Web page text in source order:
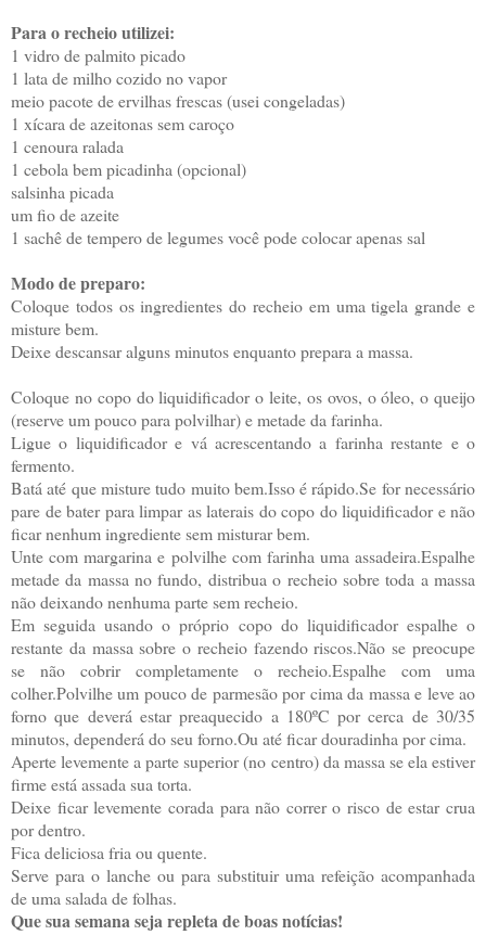
Para o recheio utilizei:
1 vidro de palmito picado
1 lata de milho cozido no vapor
meio pacote de ervilhas frescas (usei congeladas)
1 xícara de azeitonas sem caroço
1 cenoura ralada
1 cebola bem picadinha (opcional)
salsinha picada
um fio de azeite
1 sachê de tempero de legumes você pode colocar apenas sal
Modo de preparo:
Coloque todos os ingredientes do recheio em uma tigela grande e
misture bem.
Deixe descansar alguns minutos enquanto prepara a massa.
Coloque no copo do liquidificador o leite, os ovos, o óleo, o queijo
(reserve um pouco para polvilhar) e metade da farinha.
Ligue o liquidificador e vá acrescentando a farinha restante e o
fermento.
Batá até que misture tudo muito bem.Isso é rápido.Se for necessário
pare de bater para limpar as laterais do copo do liquidificador e não
ficar nenhum ingrediente sem misturar bem.
Unte com margarina e polvilhe com farinha uma assadeira.Espalhe
metade da massa no fundo, distribua o recheio sobre toda a massa
não deixando nenhuma parte sem recheio.
Em seguida usando o próprio copo do liquidificador espalhe o
restante da massa sobre o recheio fazendo riscos.Não se preocupe
se não cobrir completamente o recheio.Espalhe com uma
colher.Polvilhe um pouco de parmesão por cima da massa e leve ao
forno que deverá estar preaquecido a 180ºC por cerca de 30/35
minutos, dependerá do seu forno.Ou até ficar douradinha por cima.
Aperte levemente a parte superior (no centro) da massa se ela estiver
firme está assada sua torta.
Deixe ficar levemente corada para não correr o risco de estar crua
por dentro.
Fica deliciosa fria ou quente.
Serve para o lanche ou para substituir uma refeição acompanhada
de uma salada de folhas.
Que sua semana seja repleta de boas notícias!